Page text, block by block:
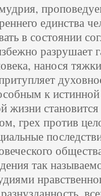
единства
в состоянии
разрушает
нанося
к
жизни
грех против
так